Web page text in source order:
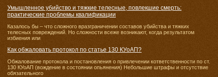
Умышленное убийство и тяжкие телесные, повлекшие смерть:
практические проблемы квалификации
Казалось бы – что сложного вразграничении составов убийства и тяжких
телесных повреждений. Но сложности всеже возникают, когда результатом
избиения или
Как обжаловать протокол по статье 130 КУоАП?
Обжалование протокола и постановления о привлечении кответственности по ст.
130 КУоАП (вождение в состоянии опьянения) Небольшие штрафы и отсутствие
обязательного